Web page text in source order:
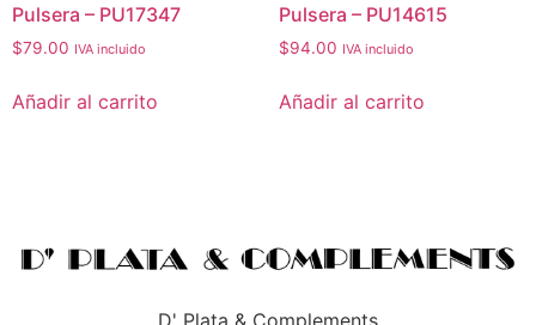
Pulsera – PU17347
$79.00 IVA incluido
Añadir al carrito
Pulsera – PU14615
$94.00 IVA incluido
Añadir al carrito